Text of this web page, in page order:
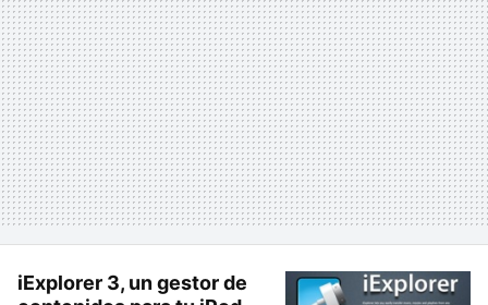
iExplorer 3, un gestor de